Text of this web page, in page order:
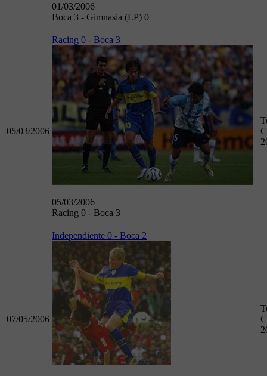
01/03/2006
Boca 3 - Gimnasia (LP) 0
05/03/2006
Racing 0 - Boca 3
05/03/2006
Racing 0 - Boca 3
07/05/2006
Independiente 0 - Boca 2